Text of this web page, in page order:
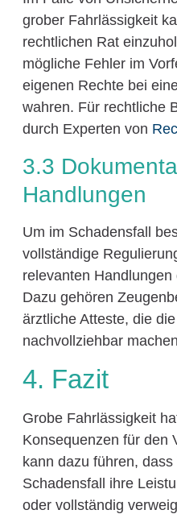
grober Fahrlässigkeit
rechtlichen Rat
mögliche Fehler im
eigenen Rechte bei
wahren. Für rechtliche
durch Experten von
3.3
Handlungen
Um im Schadensfall
vollständige
relevanten
Dazu gehören
ärztliche Atteste, die
nachvollziehbar
4. Fazit
Grobe Fahrlässigkeit
Konsequenzen für den
kann dazu führen,
Schadensfall ihre
oder vollständig